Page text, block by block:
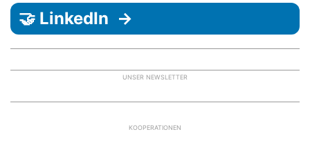
🤝 LinkedIn →
UNSER NEWSLETTER
KOOPERATIONEN